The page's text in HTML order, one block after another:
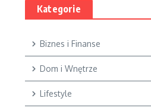
Kategorie
Biznes i Finanse
Dom i Wnętrze
Lifestyle